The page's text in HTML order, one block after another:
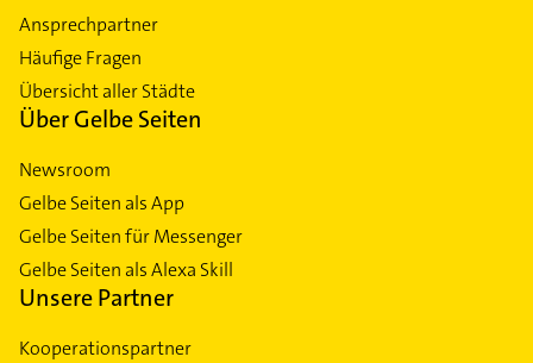
Ansprechpartner
Häufige Fragen
Übersicht aller Städte
Über Gelbe Seiten
Newsroom
Gelbe Seiten als App
Gelbe Seiten für Messenger
Gelbe Seiten als Alexa Skill
Unsere Partner
Kooperationspartner